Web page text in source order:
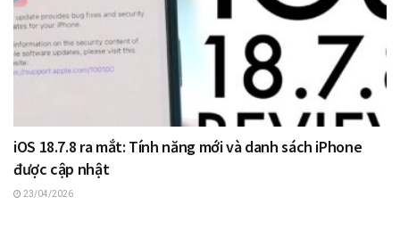
iOS 18.7.8 ra mắt: Tính năng mới và danh sách iPhone
được cập nhật
23/04/2026